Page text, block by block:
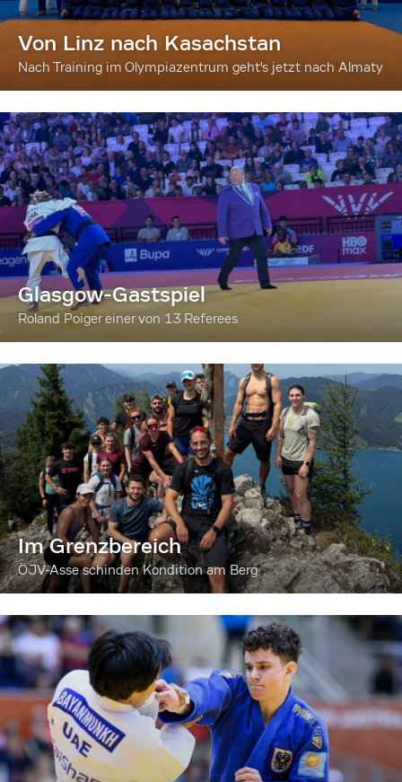
Von Linz nach Kasachstan
Nach Training im Olympiazentrum geht's jetzt nach Almaty
Glasgow-Gastspiel
Roland Poiger einer von 13 Referees
Im Grenzbereich
ÖJV-Asse schinden Kondition am Berg